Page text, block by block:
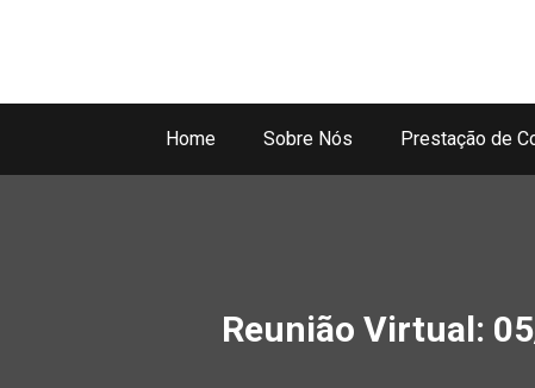
Home Sobre Nós Prestação de
Reunião Virtual: